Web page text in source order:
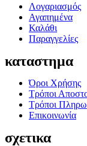
Λογαριασμός
Αγαπημένα
Καλάθι
Παραγγελίες
καταστημα
Όροι Χρήσης
Τρόποι
Τρόποι
Επικοινωνία
σχετικα